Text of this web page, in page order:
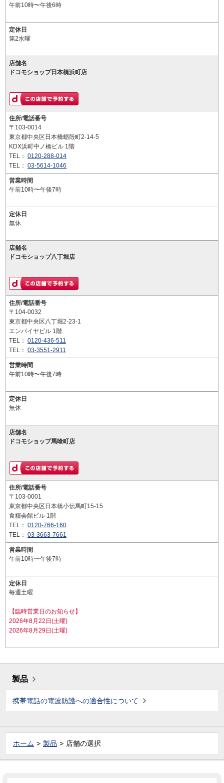
午前10時〜午後6時
定休日
第2水曜
店舗名
ドコモショップ日本橋浜町店
住所/電話番号
〒103-0014
東京都中央区日本橋蛎殻町2-14-5
KDX浜町中ノ橋ビル 1階
TEL： 0120-288-014
TEL： 03-5614-1046
営業時間
午前10時〜午後7時
定休日
無休
店舗名
ドコモショップ八丁堀店
住所/電話番号
〒104-0032
東京都中央区八丁堀2-23-1
エンパイヤビル 1階
TEL： 0120-436-511
TEL： 03-3551-2911
営業時間
午前10時〜午後7時
定休日
無休
店舗名
ドコモショップ馬喰町店
住所/電話番号
〒103-0001
東京都中央区日本橋小伝馬町15-15
食糧会館ビル 1階
TEL： 0120-766-160
TEL： 03-3663-7661
営業時間
午前10時〜午後7時
定休日
毎週土曜
【臨時営業日のお知らせ】
2026年8月22日(土曜)
2026年8月29日(土曜)
製品
携帯電話の電波防護への適合性について
ホーム 製品 店舗の選択